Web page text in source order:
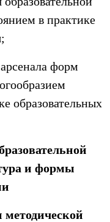
в практике
форм
образовательных
и формы